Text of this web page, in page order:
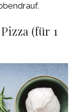
(für 1